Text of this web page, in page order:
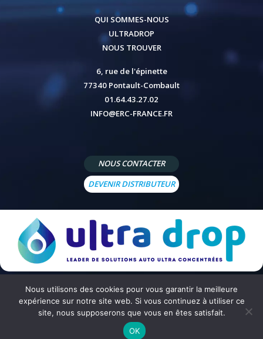
QUI SOMMES-NOUS
ULTRADROP
NOUS TROUVER
6, rue de l'épinette
77340 Pontault-Combault
01.64.43.27.02
INFO@ERC-FRANCE.FR
NOUS CONTACTER
DEVENIR DISTRIBUTEUR
© 2026 - Site réalisé par Peppermint Agency Mentions légales Politique de confidentialité
générales de vente
Nous utilisons des cookies pour vous garantir la meilleure
expérience sur notre site web. Si vous continuez à utiliser ce
site, nous supposerons que vous en êtes satisfait.
OK